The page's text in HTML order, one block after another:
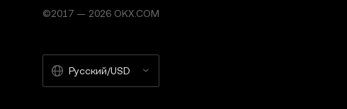
©2017 — 2026 OKX.COM
Русский/USD